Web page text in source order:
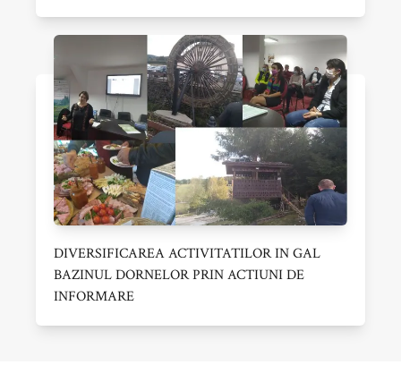
DIVERSIFICAREA ACTIVITATILOR IN GAL
BAZINUL DORNELOR PRIN ACTIUNI DE
INFORMARE